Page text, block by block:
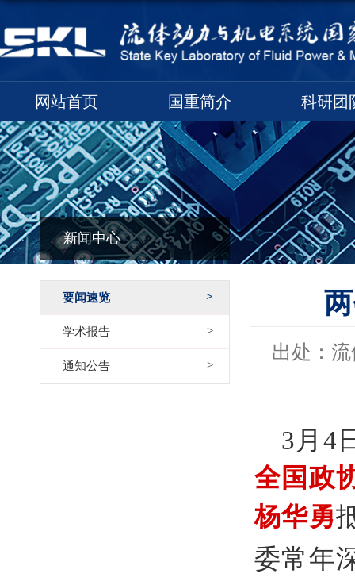
网站首页 国重简介 科研团
新闻中心
要闻速览
学术报告
通知公告
出处：
3月4
全国政
杨华勇
委常年